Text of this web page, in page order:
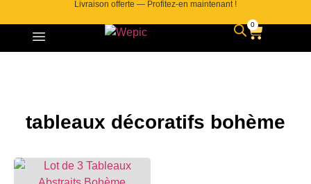
Livraison offerte — Profitez-en maintenant !
0
tableaux décoratifs bohème